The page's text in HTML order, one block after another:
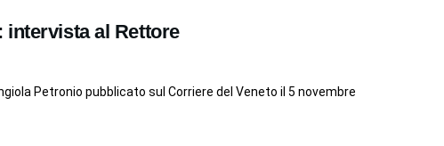
intervista al Rettore
Petronio pubblicato sul Corriere del Veneto il 5 novembre